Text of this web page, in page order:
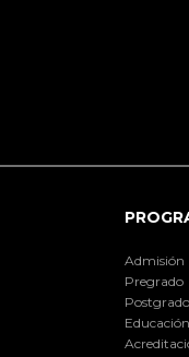
Admisión
Pregrado
Postgrado